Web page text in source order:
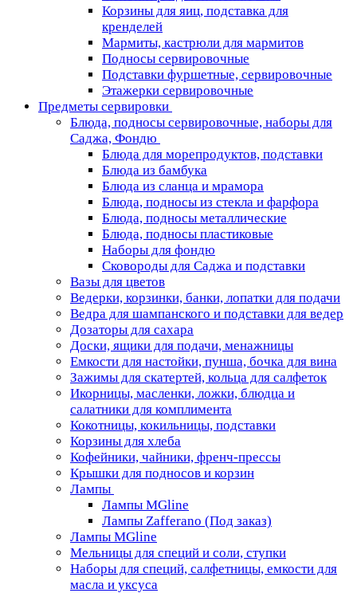
Корзины для яиц, подставка для
кренделей
Мармиты, кастрюли для мармитов
Подносы сервировочные
Подставки фуршетные, сервировочные
Этажерки сервировочные
Предметы сервировки
Блюда, подносы сервировочные, наборы для
Саджа, Фондю
Блюда для морепродуктов, подставки
Блюда из бамбука
Блюда из сланца и мрамора
Блюда, подносы из стекла и фарфора
Блюда, подносы металлические
Блюда, подносы пластиковые
Наборы для фондю
Сковороды для Саджа и подставки
Вазы для цветов
Ведерки, корзинки, банки, лопатки для подачи
Ведра для шампанского и подставки для ведер
Дозаторы для сахара
Доски, ящики для подачи, менажницы
Емкости для настойки, пунша, бочка для вина
Зажимы для скатертей, кольца для салфеток
Икорницы, масленки, ложки, блюдца и
салатники для комплимента
Кокотницы, кокильницы, подставки
Корзины для хлеба
Кофейники, чайники, френч-прессы
Крышки для подносов и корзин
Лампы
Лампы MGline
Лампы Zafferano (Под заказ)
Лампы MGline
Мельницы для специй и соли, ступки
Наборы для специй, салфетницы, емкости для
масла и уксуса